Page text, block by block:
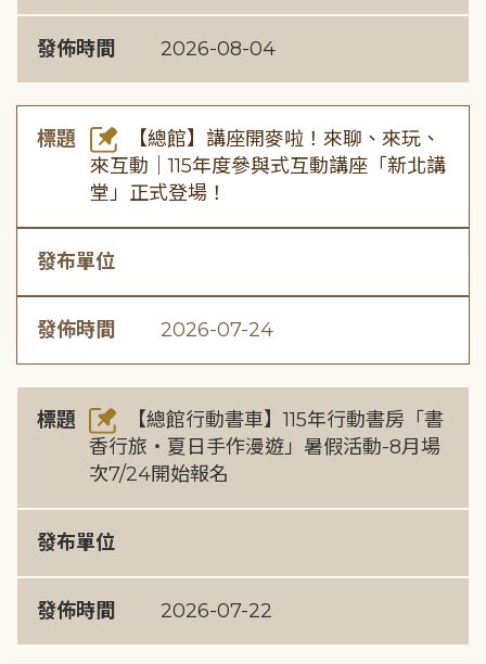
發佈時間 2026-08-04
標題
【總館】講座開麥啦！來聊、來玩、
來互動｜115年度參與式互動講座「新北講
堂」正式登場！
發布單位
發佈時間 2026-07-24
標題
【總館行動書車】115年行動書房「書
香行旅・夏日手作漫遊」暑假活動-8月場
次7/24開始報名
發布單位
發佈時間 2026-07-22